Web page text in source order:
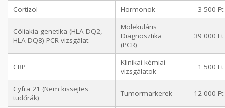
Cortizol Hormonok 3 500 Ft
Cöliakia genetika (HLA DQ2,
HLA-DQ8) PCR vizsgálat
Molekuláris
Diagnosztika
(PCR)
39 000 Ft
CRP
Klinikai kémiai
vizsgálatok
1 500 Ft
Cyfra 21 (Nem kissejtes
tüdőrák)
Tumormarkerek 12 000 Ft